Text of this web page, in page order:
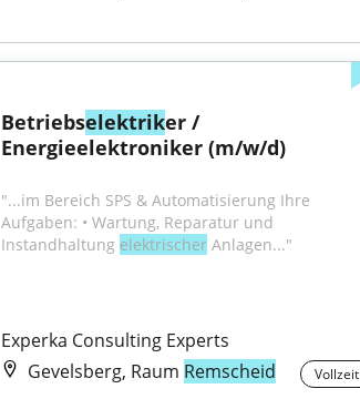
Betriebselektriker /
Energieelektroniker (m/w/d)
"...im Bereich SPS & Automatisierung Ihre
Aufgaben: • Wartung, Reparatur und
Instandhaltung elektrischer Anlagen..."
Experka Consulting Experts
Gevelsberg, Raum Remscheid Vollzeit